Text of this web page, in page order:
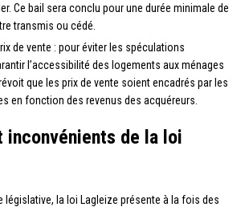
Ce bail sera conclu pour une durée minimale de
transmis ou cédé.
de vente : pour éviter les spéculations
l’accessibilité des logements aux ménages
que les prix de vente soient encadrés par les
en fonction des revenus des acquéreurs.
inconvénients de la loi
la loi Lagleize présente à la fois des